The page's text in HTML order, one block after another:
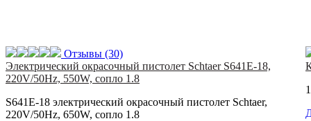
Отзывы (30)
Электрический окрасочный пистолет Schtaer S641E-18,
220V/50Hz, 550W, сопло 1.8
S641E-18 электрический окрасочный пистолет Schtaer,
220V/50Hz, 650W, сопло 1.8